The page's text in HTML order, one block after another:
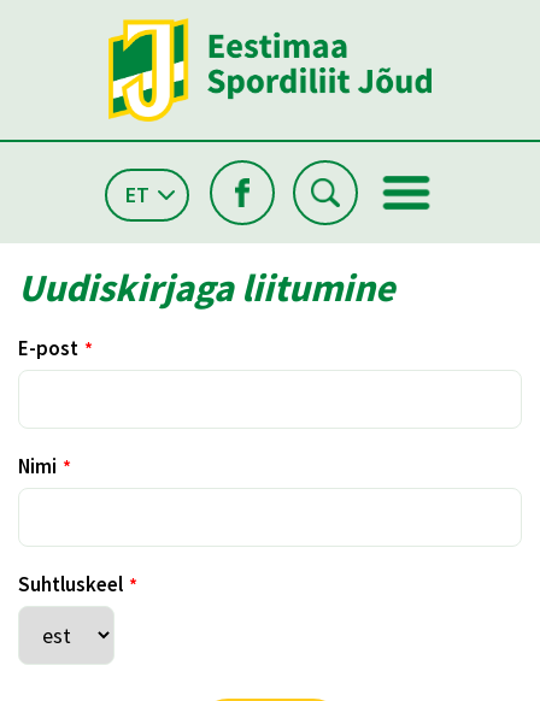
ET
Uudiskirjaga liitumine
E-post
Nimi
Suhtluskeel